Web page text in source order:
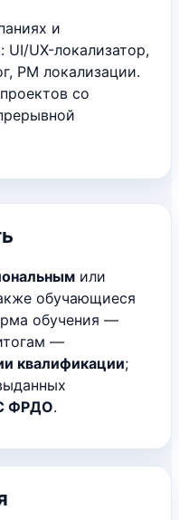
и
UX-локализатор,
PM локализации.
со
или
обучающиеся
обучения —
—
квалификации;
ФРДО.